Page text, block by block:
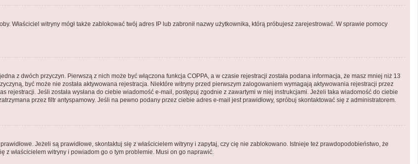
Właściciel witryny mógł także zablokować twój adres IP lub zabronił nazwy użytkownika, którą próbujesz zarejestrować. W sprawie pomocy
z dwóch przyczyn. Pierwszą z nich może być włączona funkcja COPPA, a w czasie rejestracji została podana informacja, że masz mniej niż 13
być może nie została aktywowana rejestracja. Niektóre witryny przed pierwszym zalogowaniem wymagają aktywowania rejestracji przez
rejestracji. Jeśli została wysłana do ciebie wiadomość e-mail, postępuj zgodnie z zawartymi w niej instrukcjami. Jeżeli taka wiadomość do ciebie
przez filtr antyspamowy. Jeśli na pewno podany przez ciebie adres e-mail jest prawidłowy, spróbuj skontaktować się z administratorem.
Jeżeli są prawidłowe, skontaktuj się z właścicielem witryny i zapytaj, czy cię nie zablokowano. Istnieje też prawdopodobieństwo, że
z właścicielem witryny i powiadom go o tym problemie. Musi on go naprawić.